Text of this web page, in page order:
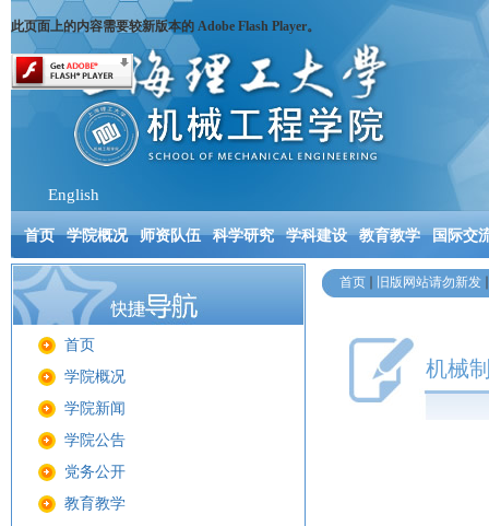
此页面上的内容需要较新版本的 Adobe Flash Player。
English
首页 学院概况 师资队伍 科学研究 学科建设 教育教学 国际交
首页
学院概况
学院新闻
学院公告
党务公开
教育教学
首页 旧版网站请勿新发
机械